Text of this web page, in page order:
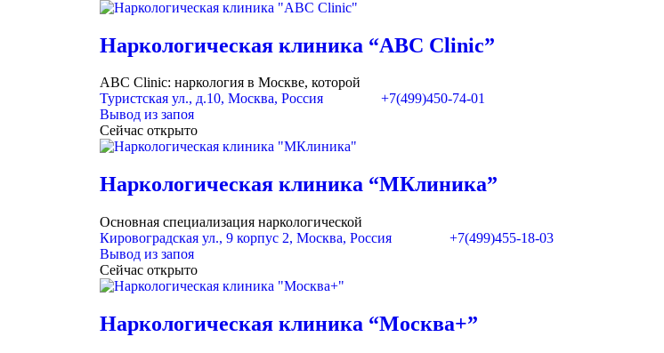
Наркологическая клиника “ABC Clinic”
ABC Clinic: наркология в Москве, которой
Туристская ул., д.10, Москва, Россия
+7(499)450-74-01
Вывод из запоя
Сейчас открыто
Наркологическая клиника “МКлиника”
Основная специализация наркологической
Кировоградская ул., 9 корпус 2, Москва, Россия
+7(499)455-18-03
Вывод из запоя
Сейчас открыто
Наркологическая клиника “Москва+”